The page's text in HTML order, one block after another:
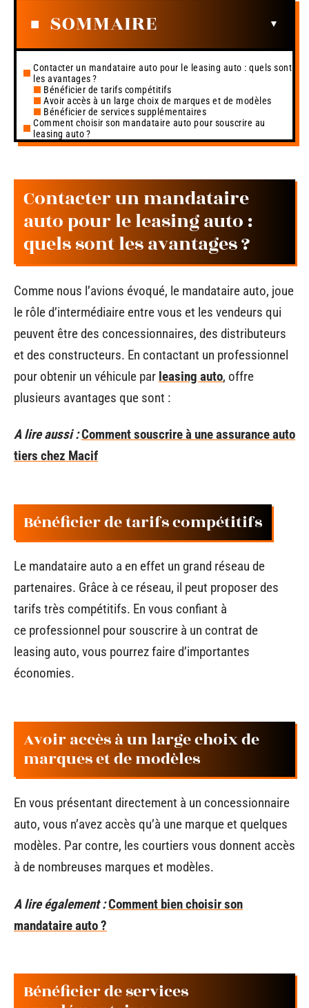
SOMMAIRE
Contacter un mandataire auto pour le leasing auto : quels sont
les avantages ?
Bénéficier de tarifs compétitifs
Avoir accès à un large choix de marques et de modèles
Bénéficier de services supplémentaires
Comment choisir son mandataire auto pour souscrire au
leasing auto ?
Contacter un mandataire
auto pour le leasing auto :
quels sont les avantages ?
Comme nous l’avions évoqué, le mandataire auto, joue
le rôle d’intermédiaire entre vous et les vendeurs qui
peuvent être des concessionnaires, des distributeurs
et des constructeurs. En contactant un professionnel
pour obtenir un véhicule par leasing auto, offre
plusieurs avantages que sont :
A lire aussi :Comment souscrire à une assurance auto
tiers chez Macif
Bénéficier de tarifs compétitifs
Le mandataire auto a en effet un grand réseau de
partenaires. Grâce à ce réseau, il peut proposer des
tarifs très compétitifs. En vous confiant à
ce professionnel pour souscrire à un contrat de
leasing auto, vous pourrez faire d’importantes
économies.
Avoir accès à un large choix de
marques et de modèles
En vous présentant directement à un concessionnaire
auto, vous n’avez accès qu’à une marque et quelques
modèles. Par contre, les courtiers vous donnent accès
à de nombreuses marques et modèles.
A lire également :Comment bien choisir son
mandataire auto ?
Bénéficier de services